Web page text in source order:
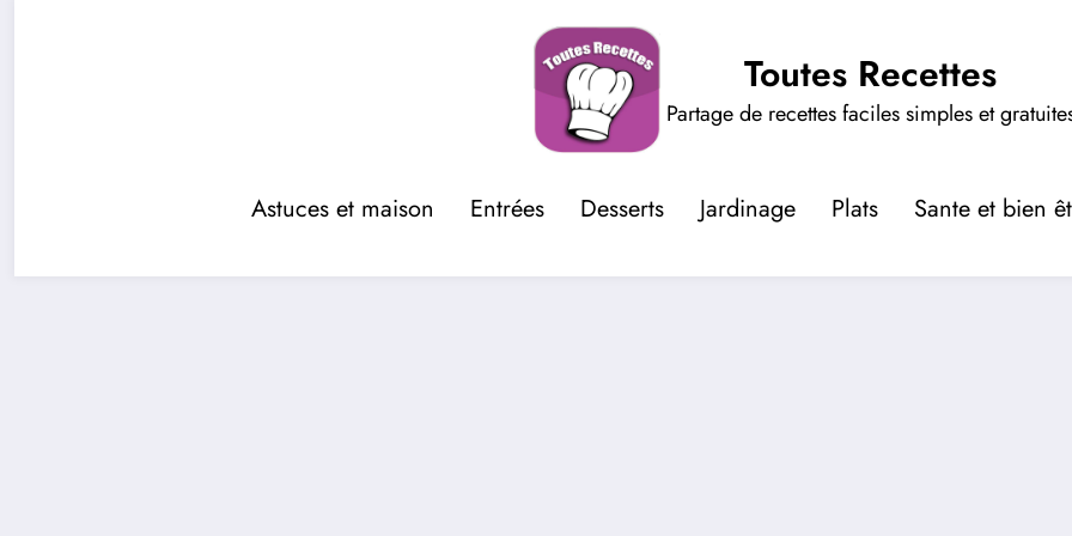
Toutes Recettes
Partage de recettes faciles simples et
Astuces et maison Entrées Desserts Jardinage Plats Sante et bien